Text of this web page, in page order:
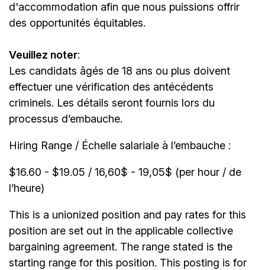
d'accommodation afin que nous puissions offrir
des opportunités équitables.
Veuillez noter:
Les candidats âgés de 18 ans ou plus doivent
effectuer une vérification des antécédents
criminels. Les détails seront fournis lors du
processus d’embauche.
Hiring Range / Échelle salariale à l’embauche :
$16.60 - $19.05 / 16,60$ - 19,05$ (per hour / de
l’heure)
This is a unionized position and pay rates for this
position are set out in the applicable collective
bargaining agreement. The range stated is the
starting range for this position. This posting is for